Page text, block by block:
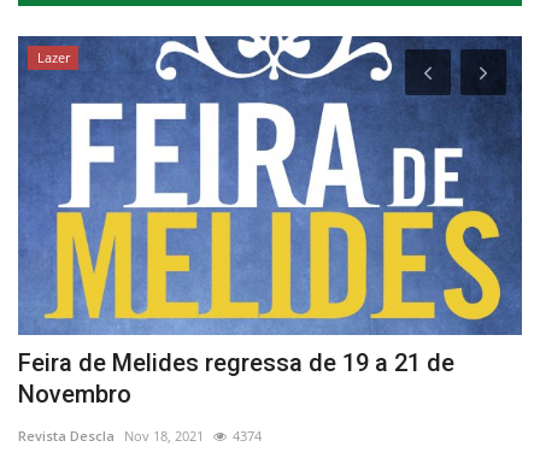
Lazer
Feira de Melides regressa de 19 a 21 de
Novembro
Revista Descla Nov 18, 2021 4374